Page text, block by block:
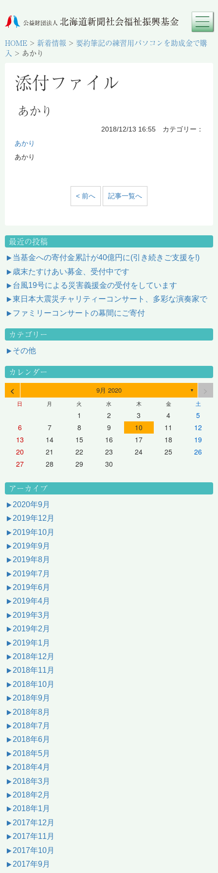
HOME > 新着情報 > 要約筆記の練習用パソコンを助成金で購
入 > あかり
添付ファイル
あかり
2018/12/13 16:55 カテゴリー：
あかり
あかり
< 前へ 記事一覧へ
最近の投稿
当基金への寄付金累計が40億円に(引き続きご支援を!)
歳末たすけあい募金、受付中です
台風19号による災害義援金の受付をしています
東日本大震災チャリティーコンサート、多彩な演奏家で
ファミリーコンサートの幕間にご寄付
カテゴリー
その他
カレンダー
< 9月 2020 ▼
日 月 火 水 木 金 土
1 2 3 4
5
6
7 8 9 10 11
12
13
14 15 16 17 18
19
20
21 22 23 24 25
26
27
28 29 30
アーカイブ
2020年9月
2019年12月
2019年10月
2019年9月
2019年8月
2019年7月
2019年6月
2019年4月
2019年3月
2019年2月
2019年1月
2018年12月
2018年11月
2018年10月
2018年9月
2018年8月
2018年7月
2018年6月
2018年5月
2018年4月
2018年3月
2018年2月
2018年1月
2017年12月
2017年11月
2017年10月
2017年9月